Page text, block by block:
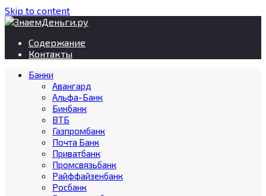
Skip to content
Содержание
Контакты
Банки
Авангард
Альфа-Банк
Бинбанк
ВТБ
Газпромбанк
Почта Банк
Приватбанк
Промсвязьбанк
Райффайзенбанк
Росбанк